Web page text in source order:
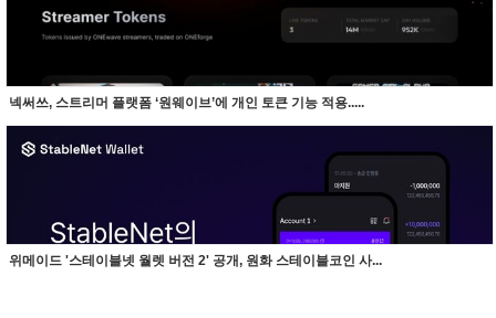
넥써쓰, 스트리머 플랫폼 ‘원웨이브’에 개인 토큰 기능 적용.....
위메이드 '스테이블넷 월렛 버전 2' 공개, 원화 스테이블코인 사...